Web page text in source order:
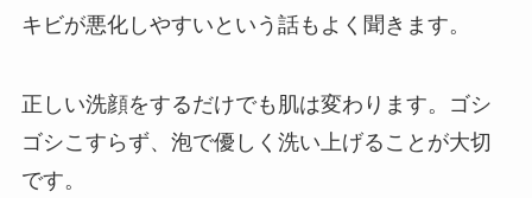
キビが悪化しやすいという話もよく聞きます。
正しい洗顔をするだけでも肌は変わります。ゴシ
ゴシこすらず、泡で優しく洗い上げることが大切
です。